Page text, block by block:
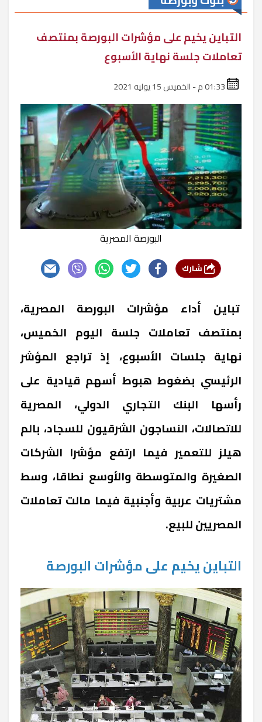
التباين يخيم على مؤشرات البورصة بمنتصف
تعاملات جلسة نهاية الأسبوع
البورصة المصرية
تباين أداء مؤشرات البورصة المصرية،
بمنتصف تعاملات جلسة اليوم الخميس،
نهاية جلسات الأسبوع، إذ تراجع المؤشر
الرئيسي بضغوط هبوط أسهم قيادية على
رأسها البنك التجاري الدولي، المصرية
للاتصالات، النساجون الشرقيون للسجاد، بالم
هيلز للتعمير فيما ارتفع مؤشرا الشركات
الصغيرة والمتوسطة والأوسع نطاقا، وسط
مشتريات عربية وأجنبية فيما مالت تعاملات
المصريين للبيع.
التباين يخيم على مؤشرات البورصة